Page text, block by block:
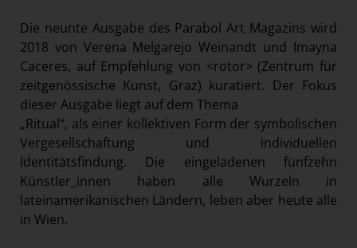
Die neunte Ausgabe des Parabol Art Magazins wird
2018 von Verena Melgarejo Weinandt und Imayna
Caceres, auf Empfehlung von <rotor> (Zentrum für
zeitgenössische Kunst, Graz) kuratiert. Der Fokus
dieser Ausgabe liegt auf dem Thema
„Ritual“, als einer kollektiven Form der symbolischen
Vergesellschaftung und individuellen
Identitätsfindung. Die eingeladenen fünfzehn
Künstler_innen haben alle Wurzeln in
lateinamerikanischen Ländern, leben aber heute alle
in Wien.